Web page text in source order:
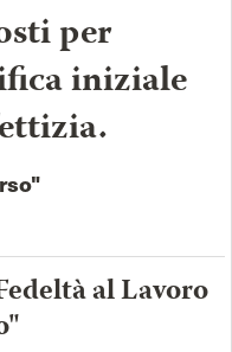
per
iniziale
al Lavoro